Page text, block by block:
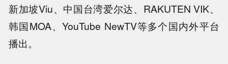
新加坡Viu、中国台湾爱尔达、RAKUTEN VIK、
韩国MOA、YouTube NewTV等多个国内外平台
播出。